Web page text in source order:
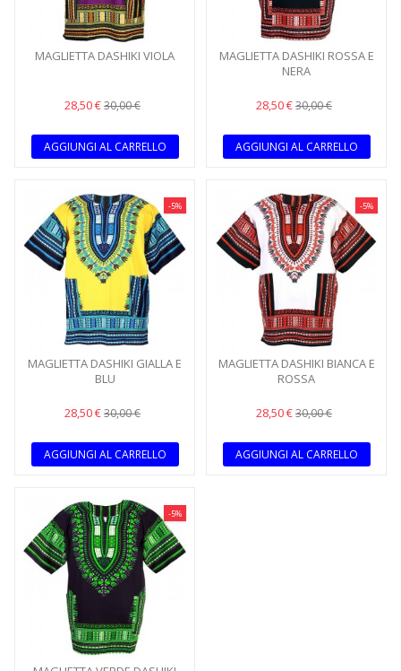
MAGLIETTA DASHIKI VIOLA
28,50 €30,00 €
AGGIUNGI AL CARRELLO
MAGLIETTA DASHIKI ROSSA E
NERA
28,50 €30,00 €
AGGIUNGI AL CARRELLO
-5%
MAGLIETTA DASHIKI GIALLA E
BLU
28,50 €30,00 €
AGGIUNGI AL CARRELLO
-5%
MAGLIETTA DASHIKI BIANCA E
ROSSA
28,50 €30,00 €
AGGIUNGI AL CARRELLO
-5%